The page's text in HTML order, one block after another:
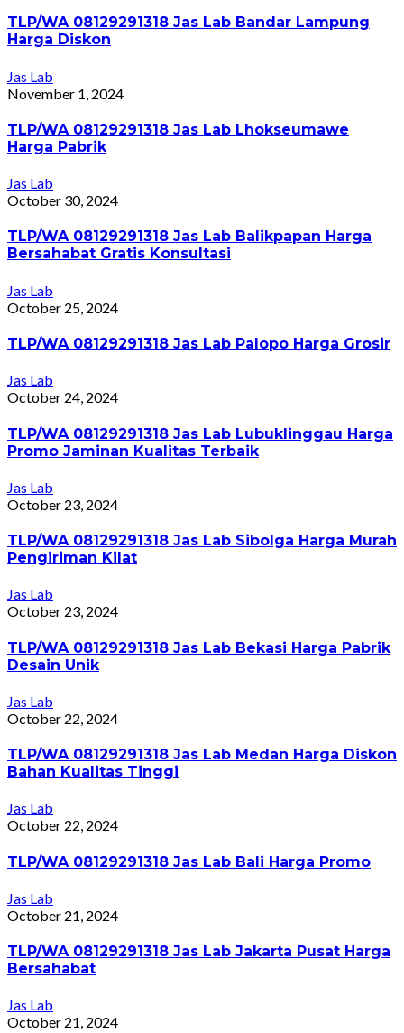
TLP/WA 08129291318 Jas Lab Bandar Lampung
Harga Diskon
Jas Lab
November 1, 2024
TLP/WA 08129291318 Jas Lab Lhokseumawe
Harga Pabrik
Jas Lab
October 30, 2024
TLP/WA 08129291318 Jas Lab Balikpapan Harga
Bersahabat Gratis Konsultasi
Jas Lab
October 25, 2024
TLP/WA 08129291318 Jas Lab Palopo Harga Grosir
Jas Lab
October 24, 2024
TLP/WA 08129291318 Jas Lab Lubuklinggau Harga
Promo Jaminan Kualitas Terbaik
Jas Lab
October 23, 2024
TLP/WA 08129291318 Jas Lab Sibolga Harga Murah
Pengiriman Kilat
Jas Lab
October 23, 2024
TLP/WA 08129291318 Jas Lab Bekasi Harga Pabrik
Desain Unik
Jas Lab
October 22, 2024
TLP/WA 08129291318 Jas Lab Medan Harga Diskon
Bahan Kualitas Tinggi
Jas Lab
October 22, 2024
TLP/WA 08129291318 Jas Lab Bali Harga Promo
Jas Lab
October 21, 2024
TLP/WA 08129291318 Jas Lab Jakarta Pusat Harga
Bersahabat
Jas Lab
October 21, 2024